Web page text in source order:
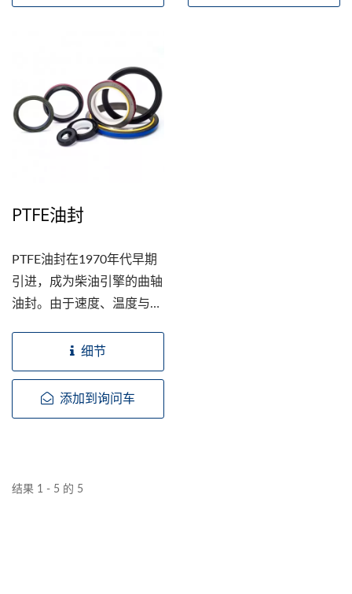
的油脂封闭条件，搭配铁件
使结构更加强化，外径由橡
胶包覆的设计可增强密封能
力。 加了弹簧的油封可加
壳附着在橡胶上广泛的被使
有两个功能，他们能提供稳
定性，使得油封外径紧贴在
孔内。铁壳也可预防安装时
伤到唇。
PTFE油封
PTFE油封在1970年代早期
引进，成为柴油引擎的曲轴
油封。由于速度、温度与震
橡胶密封件较艰难的应
用。...
细节
添加到询问车
结果 1 - 5 的 5